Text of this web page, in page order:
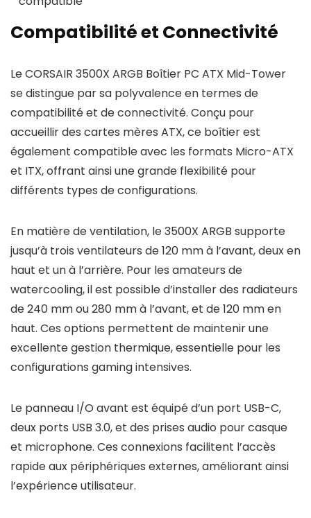
Compatibilité et Connectivité
Le CORSAIR 3500X ARGB Boîtier PC ATX Mid-Tower
se distingue par sa polyvalence en termes de
compatibilité et de connectivité. Conçu pour
accueillir des cartes mères ATX, ce boîtier est
également compatible avec les formats Micro-ATX
et ITX, offrant ainsi une grande flexibilité pour
différents types de configurations.
En matière de ventilation, le 3500X ARGB supporte
jusqu’à trois ventilateurs de 120 mm à l’avant, deux en
haut et un à l’arrière. Pour les amateurs de
watercooling, il est possible d’installer des radiateurs
de 240 mm ou 280 mm à l’avant, et de 120 mm en
haut. Ces options permettent de maintenir une
excellente gestion thermique, essentielle pour les
configurations gaming intensives.
Le panneau I/O avant est équipé d’un port USB-C,
deux ports USB 3.0, et des prises audio pour casque
et microphone. Ces connexions facilitent l’accès
rapide aux périphériques externes, améliorant ainsi
l’expérience utilisateur.